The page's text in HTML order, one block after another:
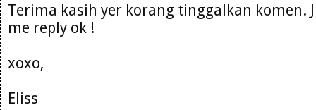
Terima kasih yer korang tinggalkan komen.
me reply ok !
xoxo,
Eliss